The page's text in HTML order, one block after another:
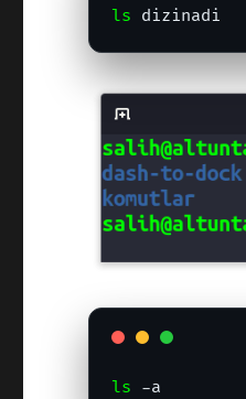
ls dizinadi
ls -a